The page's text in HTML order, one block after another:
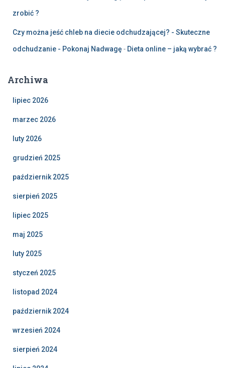
zrobić ?
Czy można jeść chleb na diecie odchudzającej? - Skuteczne
odchudzanie - Pokonaj Nadwagę - Dieta online – jaką wybrać ?
Archiwa
lipiec 2026
marzec 2026
luty 2026
grudzień 2025
październik 2025
sierpień 2025
lipiec 2025
maj 2025
luty 2025
styczeń 2025
listopad 2024
październik 2024
wrzesień 2024
sierpień 2024